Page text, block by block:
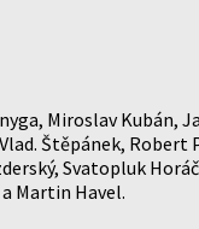
Miroslav Kubán,
Štěpánek,
Svatopluk
Martin Havel.